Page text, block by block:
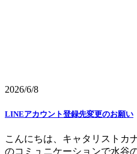
2026/6/8
LINEアカウント登録先変更のお願い
こんにちは、キャタリストカ
のコミュニケーションで水谷